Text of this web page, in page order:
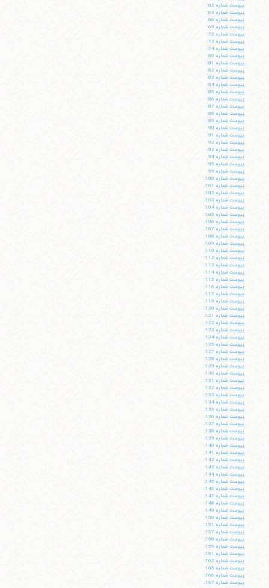
پيوست شماره 62:
پيوست شماره 63:
پيوست شماره 66:
پيوست شماره 69:
پيوست شماره 72:
پيوست شماره 73:
پيوست شماره 74:
پيوست شماره 80:
پيوست شماره 81:
پيوست شماره 82:
پيوست شماره 83:
پيوست شماره 84:
پيوست شماره 85:
پيوست شماره 86:
پيوست شماره 87:
پيوست شماره 88:
پيوست شماره 89:
پيوست شماره 90:
پيوست شماره 91:
پيوست شماره 92:
پيوست شماره 93:
پيوست شماره 94:
پيوست شماره 95:
پيوست شماره 99:
پيوست شماره 100:
پيوست شماره 101:
پيوست شماره 102:
پيوست شماره 103:
پيوست شماره 104:
پيوست شماره 105:
پيوست شماره 106:
پيوست شماره 107:
پيوست شماره 108:
پيوست شماره 109:
پيوست شماره 110:
پيوست شماره 112:
پيوست شماره 113:
پيوست شماره 114:
پيوست شماره 115:
پيوست شماره 116:
پيوست شماره 117:
پيوست شماره 119:
پيوست شماره 120:
پيوست شماره 121:
پيوست شماره 122:
پيوست شماره 123:
پيوست شماره 124:
پيوست شماره 125:
پيوست شماره 127:
پيوست شماره 128:
پيوست شماره 129:
پيوست شماره 130:
پيوست شماره 131:
پيوست شماره 132:
پيوست شماره 133:
پيوست شماره 134:
پيوست شماره 135:
پيوست شماره 136:
پيوست شماره 137:
پيوست شماره 138:
پيوست شماره 139:
پيوست شماره 140:
پيوست شماره 141:
پيوست شماره 142:
پيوست شماره 143:
پيوست شماره 144:
پيوست شماره 145:
پيوست شماره 146:
پيوست شماره 147:
پيوست شماره 148:
پيوست شماره 149:
پيوست شماره 150:
پيوست شماره 151:
پيوست شماره 157:
پيوست شماره 158:
پيوست شماره 159:
پيوست شماره 161:
پيوست شماره 162:
پيوست شماره 165:
پيوست شماره 166:
پيوست شماره 167: